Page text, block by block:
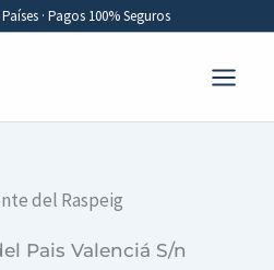
· Pagos 100% Seguros
del Raspeig
Pais Valenciá S/n